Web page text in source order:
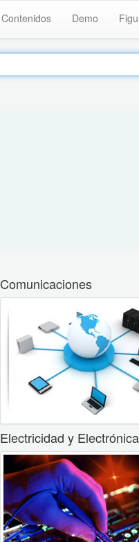
Contenidos Demo
Comunicaciones
Electricidad y Electrónica